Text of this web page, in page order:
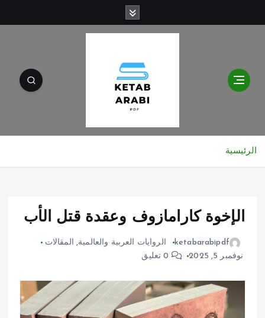
م
الرئيسية
الإخوة كارامازوف وعقدة قتل الأب
ketabarabipdf الروايات العربية والعالمية, المقالات
نوفمبر 5, 2025